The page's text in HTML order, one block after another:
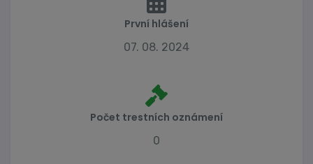
První hlášení
07. 08. 2024
Počet trestních oznámení
0